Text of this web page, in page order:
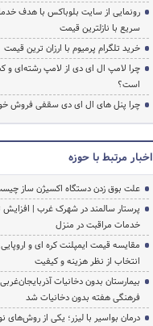
رونمایی از سایت بلوباکس با هدف
سریع با نازلترین قیمت
خرید تلگرام پرمیوم با ارزان ترین قیمت
چرا لامپ ال ای دی از لامپ رشته‌ای و
است؟
چرا پنل های ال ای دی سقفی فروش
اخبار مرتبط با حوزه
علت بوق زدن دستگاه اکسیژن ساز
پرستار سالمند در شهرک غرب | افزایش
خدمات مراقبت در منزل
مقایسه قیمت ایمپلنت کره ای و
انتخاب از نظر هزینه و کیفیت
بیمارستان بدون دخانیات
فرهنگی هفته بدون دخانیات شد
درمان بواسیر با لیزر؛ یکی از روش‌های